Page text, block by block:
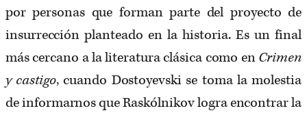
por personas que forman parte del proyecto de
insurrección planteado en la historia. Es un final
más cercano a la literatura clásica como enCrimen
y castigo, cuando Dostoyevski se toma la molestia
de informarnos que Raskólnikov logra encontrar la